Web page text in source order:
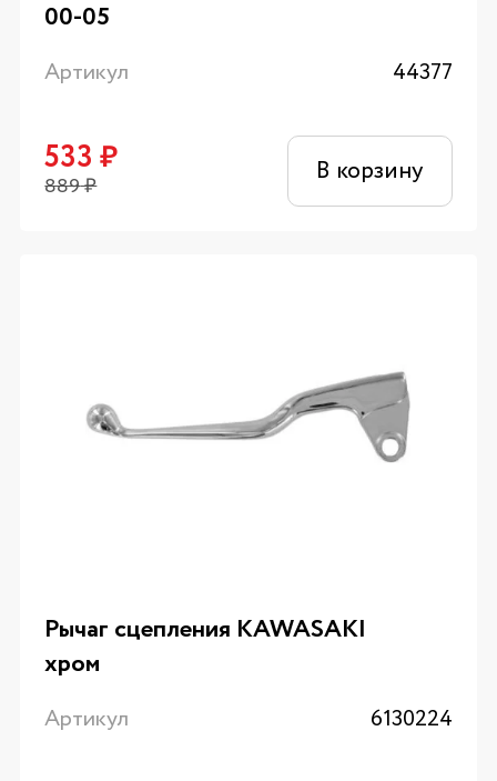
00-05
Артикул 44377
533 ₽
889₽ В корзину
Рычаг сцепления KAWASAKI
хром
Артикул 6130224